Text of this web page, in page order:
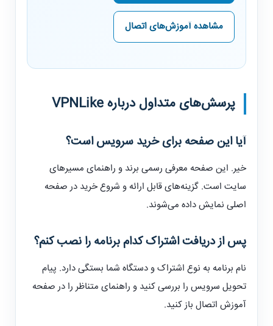
مشاهده آموزش‌های اتصال
پرسش‌های متداول دربارهVPNLike
آیا این صفحه برای خرید سرویس است؟
خیر. این صفحه معرفی رسمی برند و راهنمای مسیرهای
سایت است. گزینه‌های قابل ارائه و شروع خرید در صفحه
اصلی نمایش داده می‌شوند.
پس از دریافت اشتراک کدام برنامه را نصب کنم؟
نام برنامه به نوع اشتراک و دستگاه شما بستگی دارد. پیام
تحویل سرویس را بررسی کنید و راهنمای متناظر را در صفحه
آموزش اتصال باز کنید.